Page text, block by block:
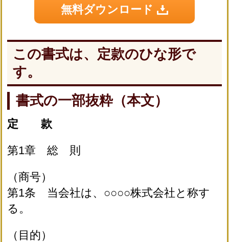
無料ダウンロード
この書式は、定款のひな形で
す。
書式の一部抜粋（本文）
定 款
第1章 総 則
（商号）
第1条 当会社は、○○○○株式会社と称す
る。
（目的）